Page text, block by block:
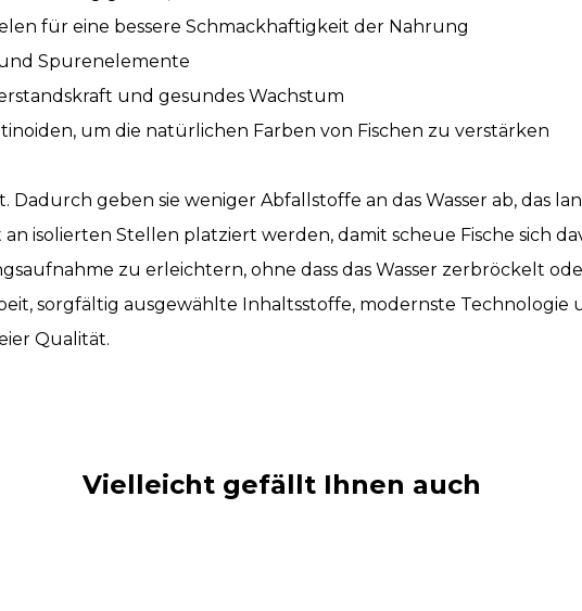
für eine bessere Schmackhaftigkeit der Nahrung
Spurenelemente
und gesundes Wachstum
um die natürlichen Farben von Fischen zu verstärken
geben sie weniger Abfallstoffe an das Wasser ab, das
isolierten Stellen platziert werden, damit scheue Fische sich
zu erleichtern, ohne dass das Wasser zerbröckelt
sorgfältig ausgewählte Inhaltsstoffe, modernste
Qualität.
Vielleicht gefällt Ihnen auch